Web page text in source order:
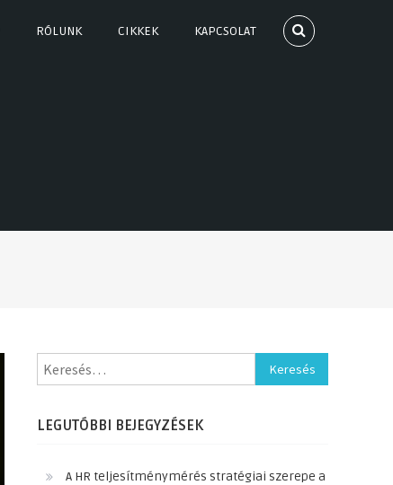
RÓLUNK CIKKEK KAPCSOLAT
Keresés:
LEGUTÓBBI BEJEGYZÉSEK
A HR teljesítménymérés stratégiai szerepe a